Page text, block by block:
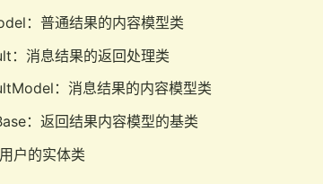
：普通结果的内容模型类
：消息结果的返回处理类
：消息结果的内容模型类
：返回结果内容模型的基类
户的实体类